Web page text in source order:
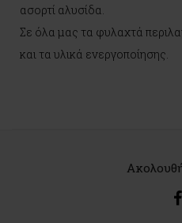
ασορτί αλυσίδα.
Σε όλα μας τα φυλαχτά
και τα υλικά ενεργοποίησης.